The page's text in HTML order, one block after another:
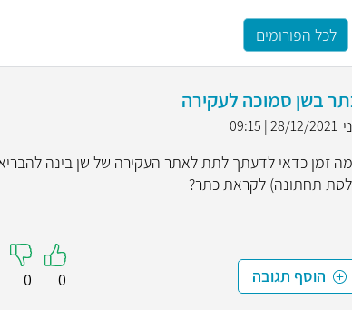
לכל הפורומים
בשן סמוכה לעקירה
28/12/2021 | 09:15
זמן כדאי לדעתך לתת לאתר העקירה של שן בינה
תחתונה) לקראת כתר?
הוסף תגובה 0
0